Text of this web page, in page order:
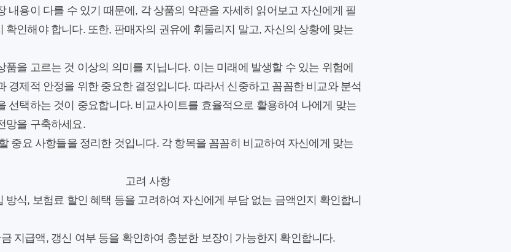
내용이 다를 수 있기 때문에, 각 상품의 약관을 자세히 읽어보고 자신에게 필
확인해야 합니다. 또한, 판매자의 권유에 휘둘리지 말고, 자신의 상황에 맞는
을 고르는 것 이상의 의미를 지닙니다. 이는 미래에 발생할 수 있는 위험에
경제적 안정을 위한 중요한 결정입니다. 따라서 신중하고 꼼꼼한 비교와 분석
선택하는 것이 중요합니다. 비교사이트를 효율적으로 활용하여 나에게 맞는
망을 구축하세요.
중요 사항들을 정리한 것입니다. 각 항목을 꼼꼼히 비교하여 자신에게 맞는
고려 사항
방식, 보험료 할인 혜택 등을 고려하여 자신에게 부담 없는 금액인지 확인합니
지급액, 갱신 여부 등을 확인하여 충분한 보장이 가능한지 확인합니다.